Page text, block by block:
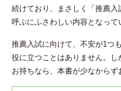
続けており、まさしく「推薦
呼ぶにふさわしい内容となって
推薦入試に向けて、不安が1つ
役に立つことはありません。
お持ちなら、本書が少なからず